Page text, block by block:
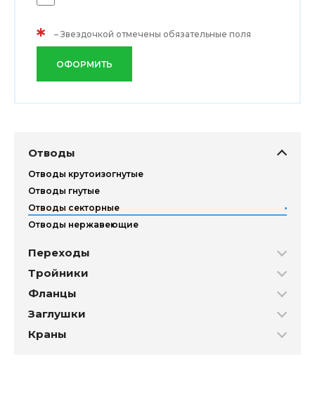
Отводы
Отводы крутоизогнутые
Отводы гнутые
Отводы секторные
Отводы нержавеющие
Переходы
Тройники
Фланцы
Заглушки
Краны
* – Звездочкой отмечены обязательные поля
ОФОРМИТЬ